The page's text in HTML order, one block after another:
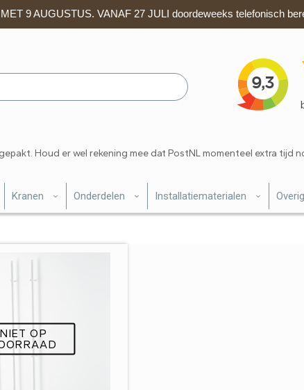
9 AUGUSTUS. VANAF 27 JULI doordeweeks telefonisch
Houd er wel rekening mee dat PostNL momenteel extra
Kranen Onderdelen Installatiematerialen
NIET OP